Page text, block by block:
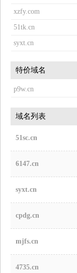
xzfy.com
51tk.cn
syxt.cn
特价域名
p9w.cn
域名列表
51sc.cn
6147.cn
syxt.cn
cpdg.cn
mjfs.cn
4735.cn